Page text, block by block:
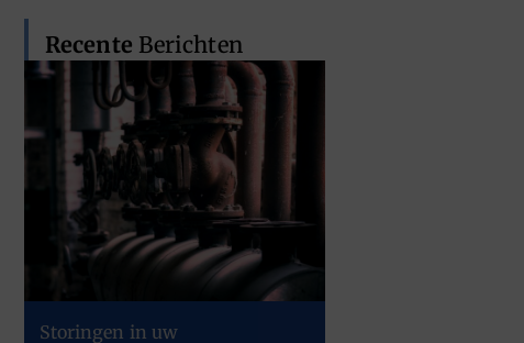
Recente Berichten
Storingen in uw